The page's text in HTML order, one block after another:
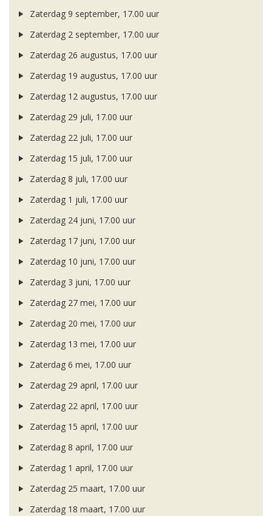
Zaterdag 9 september, 17.00 uur
Zaterdag 2 september, 17.00 uur
Zaterdag 26 augustus, 17.00 uur
Zaterdag 19 augustus, 17.00 uur
Zaterdag 12 augustus, 17.00 uur
Zaterdag 29 juli, 17.00 uur
Zaterdag 22 juli, 17.00 uur
Zaterdag 15 juli, 17.00 uur
Zaterdag 8 juli, 17.00 uur
Zaterdag 1 juli, 17.00 uur
Zaterdag 24 juni, 17.00 uur
Zaterdag 17 juni, 17.00 uur
Zaterdag 10 juni, 17.00 uur
Zaterdag 3 juni, 17.00 uur
Zaterdag 27 mei, 17.00 uur
Zaterdag 20 mei, 17.00 uur
Zaterdag 13 mei, 17.00 uur
Zaterdag 6 mei, 17.00 uur
Zaterdag 29 april, 17.00 uur
Zaterdag 22 april, 17.00 uur
Zaterdag 15 april, 17.00 uur
Zaterdag 8 april, 17.00 uur
Zaterdag 1 april, 17.00 uur
Zaterdag 25 maart, 17.00 uur
Zaterdag 18 maart, 17.00 uur